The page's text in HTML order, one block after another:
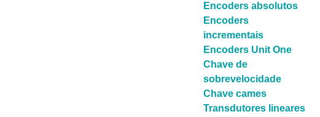
Encoders absolutos
Encoders
incrementais
Encoders Unit One
Chave de
sobrevelocidade
Chave cames
Transdutores lineares